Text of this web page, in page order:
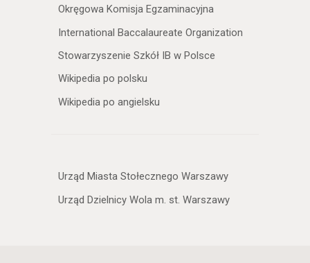
Okręgowa Komisja Egzaminacyjna
International Baccalaureate Organization
Stowarzyszenie Szkół IB w Polsce
Wikipedia po polsku
Wikipedia po angielsku
Urząd Miasta Stołecznego Warszawy
Urząd Dzielnicy Wola m. st. Warszawy